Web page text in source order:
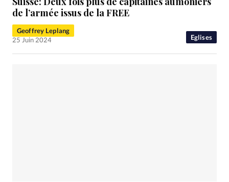
Eglises
de l’armée issus de la FREE
Geoffrey Leplang
25 Juin 2024